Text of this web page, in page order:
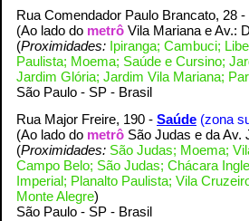
Rua Comendador Paulo Brancato, 28 -
(Ao lado do metrô Vila Mariana e Av.:
(Proximidades: Ipiranga; Cambuci;
Paulista; Moema; Saúde e Cursino;
Jardim Glória; Jardim Vila Mariana;
São Paulo - SP - Brasil
Rua Major Freire, 190 - Saúde (zona
(Ao lado do metrô São Judas e da Av.
(Proximidades: São Judas; Moema;
Campo Belo; São Judas; Chácara
Imperial; Planalto Paulista; Vila
Monte Alegre)
São Paulo - SP - Brasil